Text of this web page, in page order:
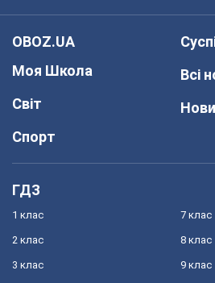
OBOZ.UA
Моя Школа
Світ
Спорт
Всі
ГДЗ
1 клас
2 клас
3 клас
7 клас
8 клас
9 клас